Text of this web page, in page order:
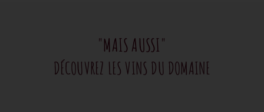
"MAIS AUSSI"
DÉCOUVREZ LES VINS DU DOMAINE